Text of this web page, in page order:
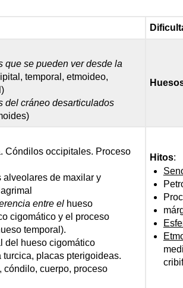
que se pueden ver desde la
temporal, etmoideo,
del cráneo desarticulados
Cóndilos occipitales. Proceso
alveolares de maxilar y
entre elhueso
cigomático y el proceso
temporal).
del hueso cigomático
turcica, placas pterigoideas.
cóndilo, cuerpo, proceso
Hitos: